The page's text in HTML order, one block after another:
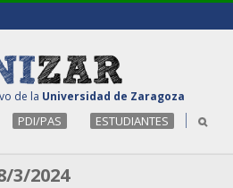
de la Universidad de Zaragoza
PDI/PAS ESTUDIANTES
3/2024